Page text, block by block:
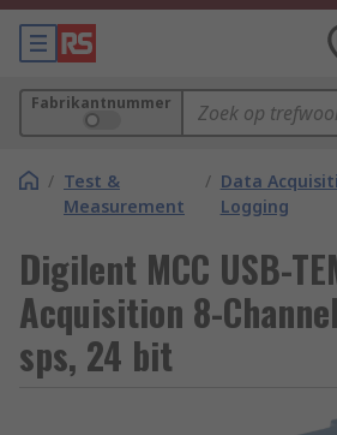
Fabrikantnummer
/ Test &
Measurement
/ Data
Logging
Digilent MCC USB-
Acquisition 8-
sps, 24 bit